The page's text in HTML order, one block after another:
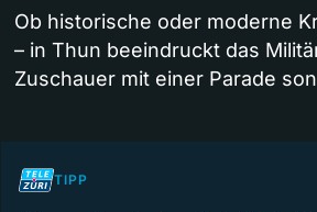
Ob historische oder moderne
– in Thun beeindruckt das
Zuschauer mit einer Parade
TIPP